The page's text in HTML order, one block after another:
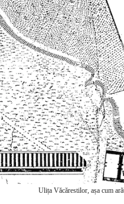
Ulița Văcărestilor, așa cum